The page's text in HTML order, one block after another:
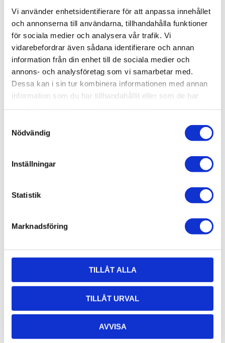
Vi använder enhetsidentifierare för att anpassa innehållet
och annonserna till användarna, tillhandahålla funktioner
för sociala medier och analysera vår trafik. Vi
vidarebefordrar även sådana identifierare och annan
information från din enhet till de sociala medier och
annons- och analysföretag som vi samarbetar med.
Dessa kan i sin tur kombinera informationen med annan
information som du har tillhandahållit eller som de har
Nödvändig
Inställningar
Statistik
Marknadsföring
TILLÅT ALLA
TILLÅT URVAL
AVVISA
KÖP
veckor
Artikelnr
004-251
SKARVPLATTA 40x80, T-spår 8.
3D step-fil: Här kan du hämta en 3D step-fil
Material:
Sitter utanpå profilen och används
för att sätta ihop två 40x40 till en 40x80.
skruvar och brickor.
AluCon AB
Org. nr: 556326-7482